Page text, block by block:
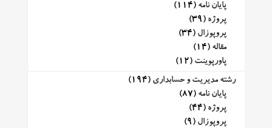
پایان نامه (114)
پروژه (39)
پروپوزال (34)
مقاله (14)
پاورپوینت (12)
رشته مدیریت و حسابداری (194)
پایان نامه (87)
پروژه (44)
پروپوزال (9)